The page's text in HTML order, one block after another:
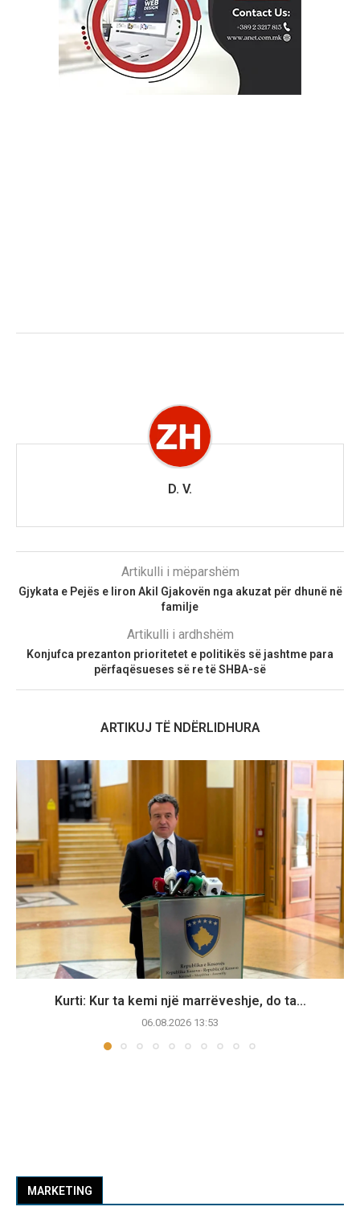
D. V.
Artikulli i mëparshëm
Gjykata e Pejës e liron Akil Gjakovën nga akuzat për dhunë në
familje
Artikulli i ardhshëm
Konjufca prezanton prioritetet e politikës së jashtme para
përfaqësueses së re të SHBA-së
ARTIKUJ TË NDËRLIDHURA
Kurti: Kur ta kemi një marrëveshje, do ta...
06.08.2026 13:53
MARKETING